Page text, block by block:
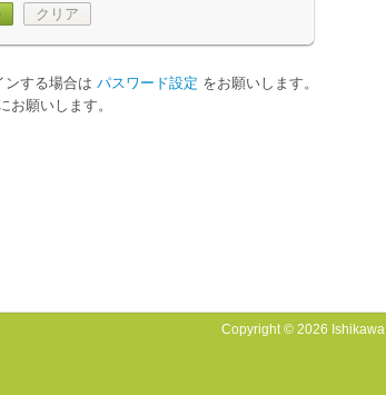
クリア
ンする場合は パスワード設定 をお願いします。
お願いします。
Copyright © 2026